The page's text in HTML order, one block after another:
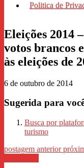
Politica de
Eleições 2014
votos brancos
às eleições de
6 de outubro de 2014
Sugerida para
Busca por
turismo
postagem anterior